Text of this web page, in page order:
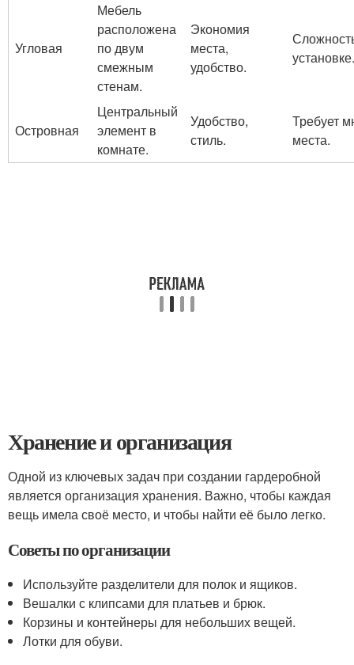
Угловая
Мебель
расположена
по двум
смежным
стенам.
Экономия
места,
удобство.
установке.
Островная
Центральный
элемент в
комнате.
Удобство,
стиль.
Требует
места.
Хранение и организация
Одной из ключевых задач при создании гардеробной
является организация хранения. Важно, чтобы каждая
вещь имела своё место, и чтобы найти её было легко.
Советы по организации
Используйте разделители для полок и ящиков.
Вешалки с клипсами для платьев и брюк.
Корзины и контейнеры для небольших вещей.
Лотки для обуви.